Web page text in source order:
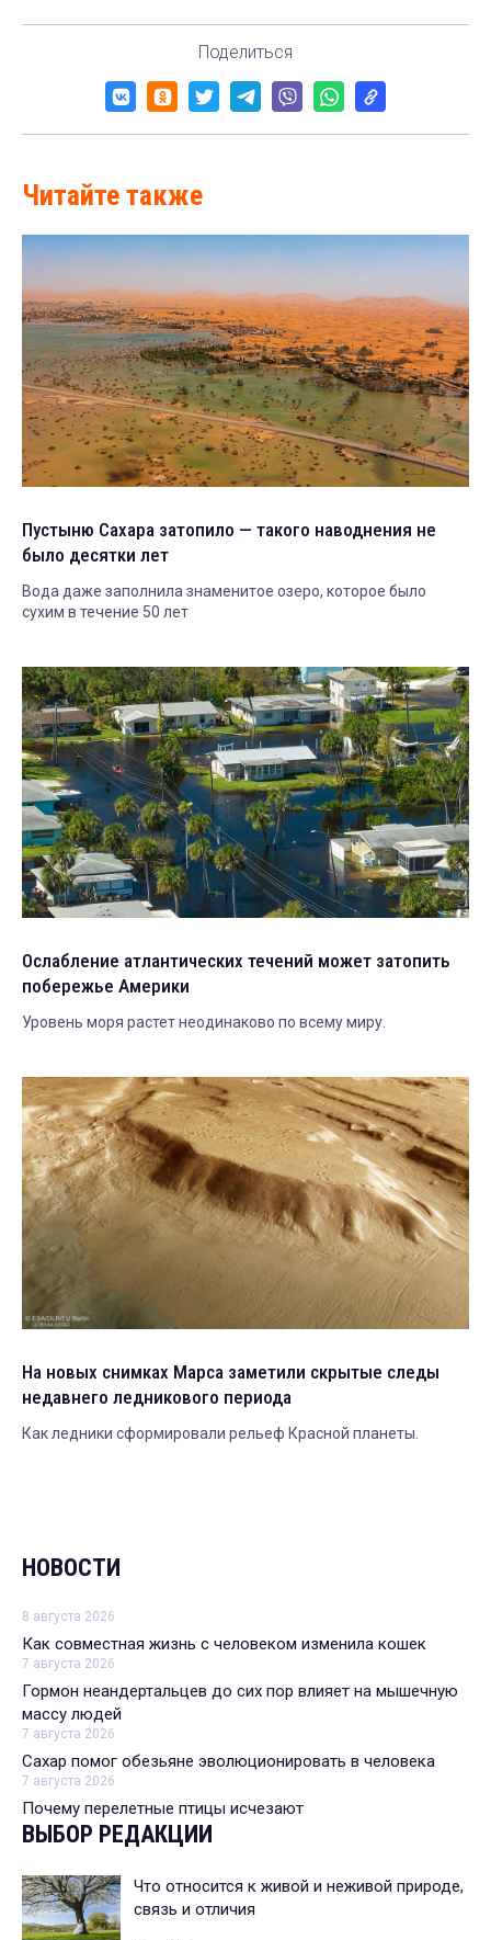
Поделиться
Читайте также
Пустыню Сахара затопило — такого наводнения не
было десятки лет
Вода даже заполнила знаменитое озеро, которое было
сухим в течение 50 лет
Ослабление атлантических течений может затопить
побережье Америки
Уровень моря растет неодинаково по всему миру.
На новых снимках Марса заметили скрытые следы
недавнего ледникового периода
Как ледники сформировали рельеф Красной планеты.
НОВОСТИ
8 августа 2026
Как совместная жизнь с человеком изменила кошек
7 августа 2026
Гормон неандертальцев до сих пор влияет на мышечную
массу людей
7 августа 2026
Сахар помог обезьяне эволюционировать в человека
7 августа 2026
Почему перелетные птицы исчезают
ВЫБОР РЕДАКЦИИ
Что относится к живой и неживой природе,
связь и отличия